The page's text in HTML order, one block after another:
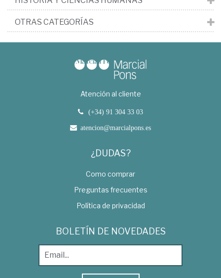
OTRAS CATEGORÍAS
Atención al cliente
(+34) 91 304 33 03
atencion@marcialpons.es
¿DUDAS?
Como comprar
Preguntas frecuentes
Política de privacidad
BOLETÍN DE NOVEDADES